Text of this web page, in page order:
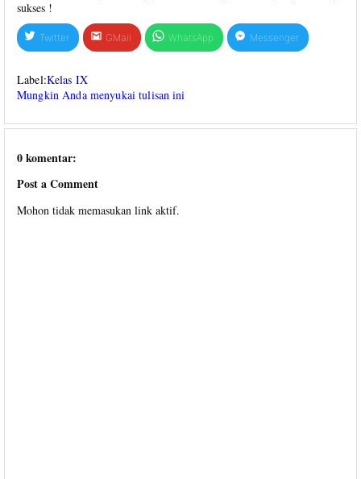
sukses !
Twitter GMail WhatsApp Messenger
Label:Kelas IX
Mungkin Anda menyukai tulisan ini
0 komentar:
Post a Comment
Mohon tidak memasukan link aktif.